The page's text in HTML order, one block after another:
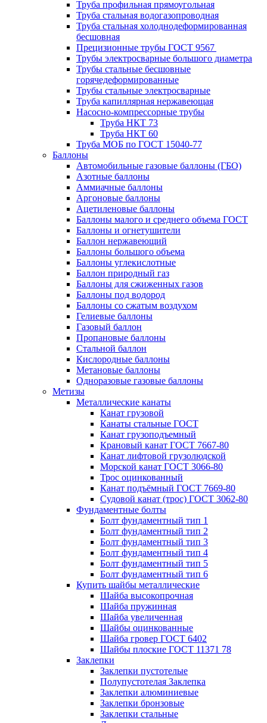
Труба профильная прямоугольная
Труба стальная водогазопроводная
Труба стальная холоднодеформированная
бесшовная
Прецизионные трубы ГОСТ 9567
Трубы электросварные большого диаметра
Трубы стальные бесшовные
горячедеформированные
Трубы стальные электросварные
Труба капиллярная нержавеющая
Насосно-компрессорные трубы
Труба НКТ 73
Труба НКТ 60
Труба МОБ по ГОСТ 15040-77
Баллоны
Автомобильные газовые баллоны (ГБО)
Азотные баллоны
Аммиачные баллоны
Аргоновые баллоны
Ацетиленовые баллоны
Баллоны малого и среднего объема ГОСТ
Баллоны и огнетушители
Баллон нержавеющий
Баллоны большого объема
Баллоны углекислотные
Баллон природный газ
Баллоны для сжиженных газов
Баллоны под водород
Баллоны со сжатым воздухом
Гелиевые баллоны
Газовый баллон
Пропановые баллоны
Стальной баллон
Кислородные баллоны
Метановые баллоны
Одноразовые газовые баллоны
Метизы
Металлические канаты
Канат грузовой
Канаты стальные ГОСТ
Канат грузоподъемный
Крановый канат ГОСТ 7667-80
Канат лифтовой грузолюдской
Морской канат ГОСТ 3066-80
Трос оцинкованный
Канат подъёмный ГОСТ 7669-80
Судовой канат (трос) ГОСТ 3062-80
Фундаментные болты
Болт фундаментный тип 1
Болт фундаментный тип 2
Болт фундаментный тип 3
Болт фундаментный тип 4
Болт фундаментный тип 5
Болт фундаментный тип 6
Купить шайбы металлические
Шайба высокопрочная
Шайба пружинная
Шайба увеличенная
Шайбы оцинкованные
Шайба гровер ГОСТ 6402
Шайбы плоские ГОСТ 11371 78
Заклепки
Заклепки пустотелые
Полупустотелая Заклепка
Заклепки алюминиевые
Заклепки бронзовые
Заклепки стальные